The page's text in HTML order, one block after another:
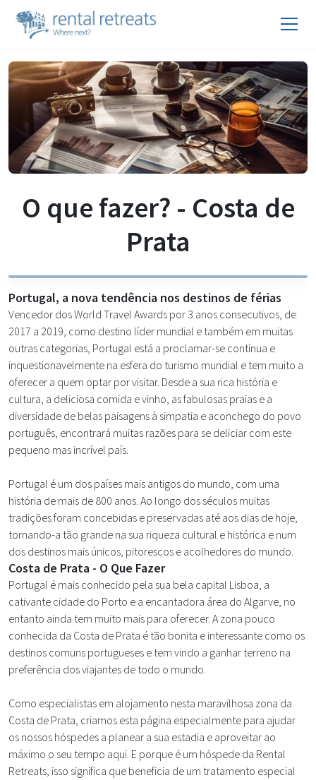
O que fazer? - Costa de
Prata
Portugal, a nova tendência nos destinos de férias
Vencedor dos World Travel Awards por 3 anos consecutivos, de
2017 a 2019, como destino líder mundial e também em muitas
outras categorias, Portugal está a proclamar-se contínua e
inquestionavelmente na esfera do turismo mundial e tem muito a
oferecer a quem optar por visitar. Desde a sua rica história e
cultura, a deliciosa comida e vinho, as fabulosas praias e a
diversidade de belas paisagens à simpatia e aconchego do povo
português, encontrará muitas razões para se deliciar com este
pequeno mas incrível país.
Portugal é um dos países mais antigos do mundo, com uma
história de mais de 800 anos. Ao longo dos séculos muitas
tradições foram concebidas e preservadas até aos dias de hoje,
tornando-a tão grande na sua riqueza cultural e histórica e num
dos destinos mais únicos, pitorescos e acolhedores do mundo.
Costa de Prata - O Que Fazer
Portugal é mais conhecido pela sua bela capital Lisboa, a
cativante cidade do Porto e a encantadora área do Algarve, no
entanto ainda tem muito mais para oferecer. A zona pouco
conhecida da Costa de Prata é tão bonita e interessante como os
destinos comuns portugueses e tem vindo a ganhar terreno na
preferência dos viajantes de todo o mundo.
Como especialistas em alojamento nesta maravilhosa zona da
Costa de Prata, criamos esta página especialmente para ajudar
os nossos hóspedes a planear a sua estadia e aproveitar ao
máximo o seu tempo aqui. E porque é um hóspede da Rental
Retreats, isso significa que beneficia de um tratamento especial